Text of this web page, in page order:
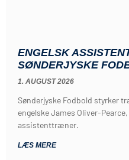
ENGELSK
SØNDERJYSKE
1. AUGUST 2026
Sønderjyske Fodbold styrker
engelske James Oliver-
assistenttræner.
LÆS MERE